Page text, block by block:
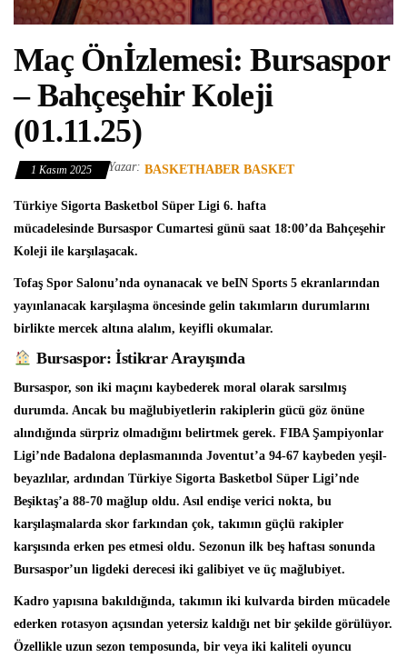
Maç Önİzlemesi: Bursaspor
– Bahçeşehir Koleji
(01.11.25)
1 Kasım 2025 Yazar: BASKETHABER BASKET
Türkiye Sigorta Basketbol Süper Ligi 6. hafta
mücadelesinde Bursaspor Cumartesi günü saat 18:00’da Bahçeşehir
Koleji ile karşılaşacak.
Tofaş Spor Salonu’nda oynanacak ve beIN Sports 5 ekranlarından
yayınlanacak karşılaşma öncesinde gelin takımların durumlarını
birlikte mercek altına alalım, keyifli okumalar.
Bursaspor: İstikrar Arayışında
Bursaspor, son iki maçını kaybederek moral olarak sarsılmış
durumda. Ancak bu mağlubiyetlerin rakiplerin gücü göz önüne
alındığında sürpriz olmadığını belirtmek gerek. FIBA Şampiyonlar
Ligi’nde Badalona deplasmanında Joventut’a 94-67 kaybeden yeşil-
beyazlılar, ardından Türkiye Sigorta Basketbol Süper Ligi’nde
Beşiktaş’a 88-70 mağlup oldu. Asıl endişe verici nokta, bu
karşılaşmalarda skor farkından çok, takımın güçlü rakipler
karşısında erken pes etmesi oldu. Sezonun ilk beş haftası sonunda
Bursaspor’un ligdeki derecesi iki galibiyet ve üç mağlubiyet.
Kadro yapısına bakıldığında, takımın iki kulvarda birden mücadele
ederken rotasyon açısından yetersiz kaldığı net bir şekilde görülüyor.
Özellikle uzun sezon temposunda, bir veya iki kaliteli oyuncu